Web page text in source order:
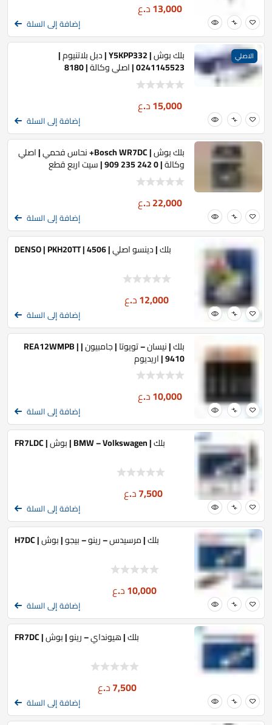
13,000د.ع
إضافة إلى السلة
الاصلي بلك بوش | Y5KPP332 | دبل بلاتنيوم |
0241145523 | اصلي وكالة | 8180
15,000د.ع
إضافة إلى السلة
بلك بوش | Bosch WR7DC+ نحاس فحمي | اصلي
وكالة | 0 242 235 909 | سيت اربع قطع
22,000د.ع
إضافة إلى السلة
بلك | دينسو اصلي | DENSO | PKH20TT | 4506
12,000د.ع
إضافة إلى السلة
بلك | نيسان – تويوتا | جامبيون | REA12WMPB |
9410 | اريديوم
10,000د.ع
إضافة إلى السلة
بلك | BMW – Volkswagen | بوش | FR7LDC
7,500د.ع
إضافة إلى السلة
بلك | مرسيدس – رينو – بيجو | بوش | H7DC
10,000د.ع
إضافة إلى السلة
بلك | هيونداي – رينو | بوش | FR7DC
7,500د.ع
إضافة إلى السلة